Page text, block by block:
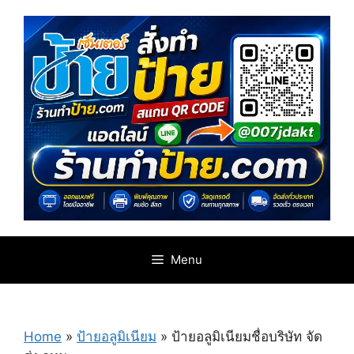
content
Menu
Home » ป้ายอลูมิเนียม » ป้ายอลูมิเนียมชื่อบริษัท จัด